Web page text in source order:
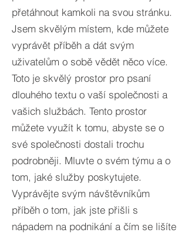
přetáhnout kamkoli na svou stránku.
Jsem skvělým místem, kde můžete
vyprávět příběh a dát svým
uživatelům o sobě vědět něco více.​
Toto je skvělý prostor pro psaní
dlouhého textu o vaší společnosti a
vašich službách. Tento prostor
můžete využít k tomu, abyste se o
své společnosti dostali trochu
podrobněji. Mluvte o svém týmu a o
tom, jaké služby poskytujete.
Vyprávějte svým návštěvníkům
příběh o tom, jak jste přišli s
nápadem na podnikání a čím se lišíte